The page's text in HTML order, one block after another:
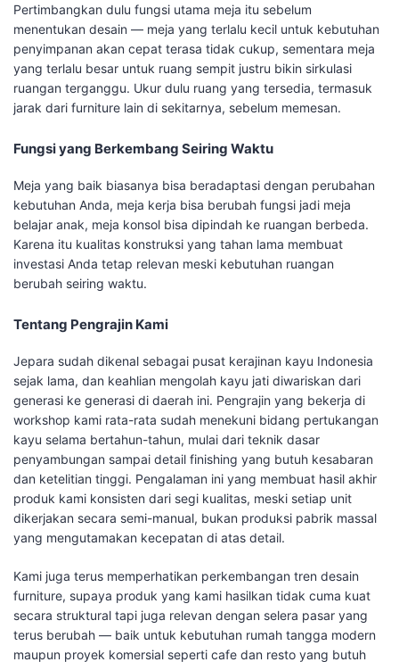
Pertimbangkan dulu fungsi utama meja itu sebelum
menentukan desain — meja yang terlalu kecil untuk kebutuhan
penyimpanan akan cepat terasa tidak cukup, sementara meja
yang terlalu besar untuk ruang sempit justru bikin sirkulasi
ruangan terganggu. Ukur dulu ruang yang tersedia, termasuk
jarak dari furniture lain di sekitarnya, sebelum memesan.
Fungsi yang Berkembang Seiring Waktu
Meja yang baik biasanya bisa beradaptasi dengan perubahan
kebutuhan Anda, meja kerja bisa berubah fungsi jadi meja
belajar anak, meja konsol bisa dipindah ke ruangan berbeda.
Karena itu kualitas konstruksi yang tahan lama membuat
investasi Anda tetap relevan meski kebutuhan ruangan
berubah seiring waktu.
Tentang Pengrajin Kami
Jepara sudah dikenal sebagai pusat kerajinan kayu Indonesia
sejak lama, dan keahlian mengolah kayu jati diwariskan dari
generasi ke generasi di daerah ini. Pengrajin yang bekerja di
workshop kami rata-rata sudah menekuni bidang pertukangan
kayu selama bertahun-tahun, mulai dari teknik dasar
penyambungan sampai detail finishing yang butuh kesabaran
dan ketelitian tinggi. Pengalaman ini yang membuat hasil akhir
produk kami konsisten dari segi kualitas, meski setiap unit
dikerjakan secara semi-manual, bukan produksi pabrik massal
yang mengutamakan kecepatan di atas detail.
Kami juga terus memperhatikan perkembangan tren desain
furniture, supaya produk yang kami hasilkan tidak cuma kuat
secara struktural tapi juga relevan dengan selera pasar yang
terus berubah — baik untuk kebutuhan rumah tangga modern
maupun proyek komersial seperti cafe dan resto yang butuh